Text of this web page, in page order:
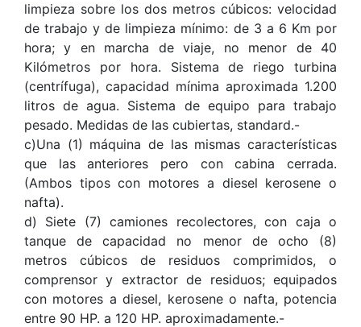
limpieza sobre los dos metros cúbicos: velocidad
de trabajo y de limpieza mínimo: de 3 a 6 Km por
hora; y en marcha de viaje, no menor de 40
Kilómetros por hora. Sistema de riego turbina
(centrífuga), capacidad mínima aproximada 1.200
litros de agua. Sistema de equipo para trabajo
pesado. Medidas de las cubiertas, standard.-
c)Una (1) máquina de las mismas características
que las anteriores pero con cabina cerrada.
(Ambos tipos con motores a diesel kerosene o
nafta).
d) Siete (7) camiones recolectores, con caja o
tanque de capacidad no menor de ocho (8)
metros cúbicos de residuos comprimidos, o
comprensor y extractor de residuos; equipados
con motores a diesel, kerosene o nafta, potencia
entre 90 HP. a 120 HP. aproximadamente.-